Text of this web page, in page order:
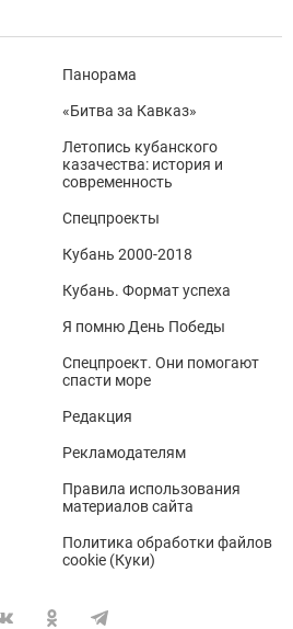
Панорама
«Битва за Кавказ»
Летопись кубанского
казачества: история и
современность
Спецпроекты
Кубань 2000-2018
Кубань. Формат успеха
Я помню День Победы
Спецпроект. Они помогают
спасти море
Редакция
Рекламодателям
Правила использования
материалов сайта
Политика обработки файлов
cookie (Куки)